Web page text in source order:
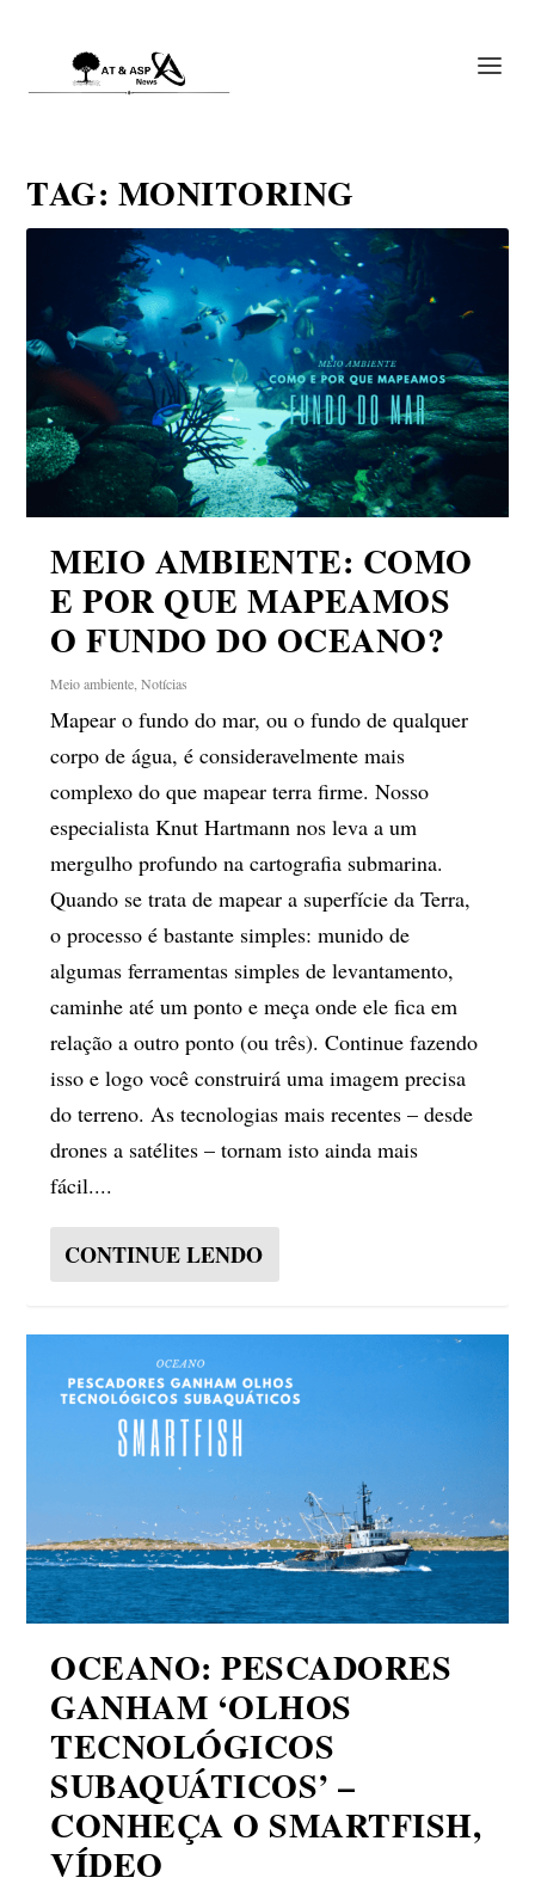
TAG: MONITORING
MEIO AMBIENTE: COMO
E POR QUE MAPEAMOS
O FUNDO DO OCEANO?
Meio ambiente ,Notícias
Mapear o fundo do mar, ou o fundo de qualquer
corpo de água, é consideravelmente mais
complexo do que mapear terra firme. Nosso
especialista Knut Hartmann nos leva a um
mergulho profundo na cartografia submarina.
Quando se trata de mapear a superfície da Terra,
o processo é bastante simples: munido de
algumas ferramentas simples de levantamento,
caminhe até um ponto e meça onde ele fica em
relação a outro ponto (ou três). Continue fazendo
isso e logo você construirá uma imagem precisa
do terreno. As tecnologias mais recentes – desde
drones a satélites – tornam isto ainda mais
fácil....
CONTINUE LENDO
OCEANO: PESCADORES
GANHAM ‘OLHOS
TECNOLÓGICOS
SUBAQUÁTICOS’ –
CONHEÇA O SMARTFISH,
VÍDEO